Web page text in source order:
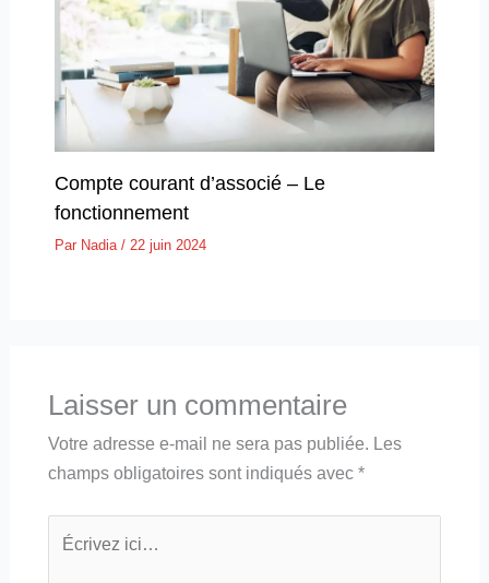
Compte courant d’associé – Le
fonctionnement
Par Nadia / 22 juin 2024
Laisser un commentaire
Votre adresse e-mail ne sera pas publiée. Les
champs obligatoires sont indiqués avec *